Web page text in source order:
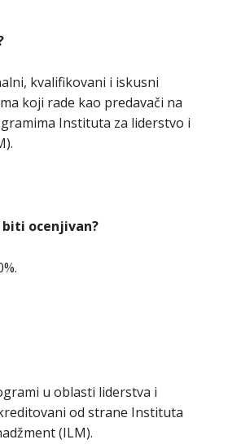
kvalifikovani i iskusni
koji rade kao predavači na
Instituta za liderstvo i
ocenjivan?
u oblasti liderstva i
od strane Instituta
(ILM).